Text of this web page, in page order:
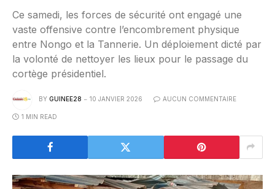
Ce samedi, les forces de sécurité ont engagé une
vaste offensive contre l’encombrement physique
entre Nongo et la Tannerie. Un déploiement dicté par
la volonté de nettoyer les lieux pour le passage du
cortège présidentiel.
BY GUINEE28 10 JANVIER 2026 AUCUN COMMENTAIRE
1 MIN READ